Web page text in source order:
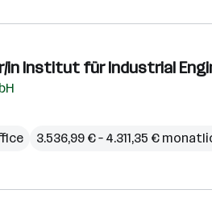
Institut für Industrial
3.536,99 € – 4.311,35 €